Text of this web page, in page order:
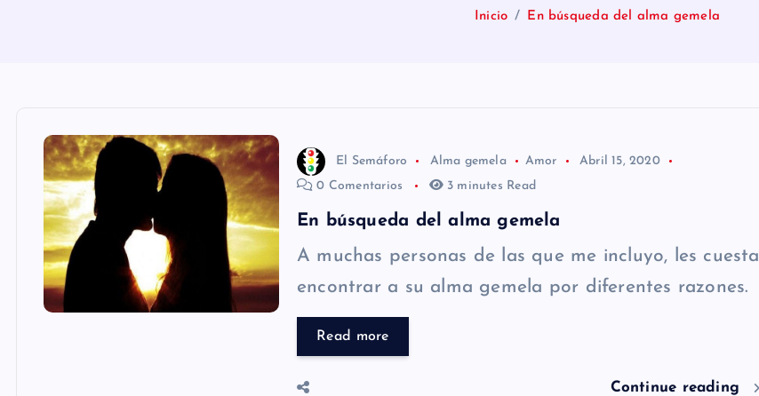
Inicio En búsqueda del alma gemela
El Semáforo Alma gemela Amor
Abril 15, 2020
0 Comentarios
3 minutes Read
En búsqueda del alma gemela
A muchas personas de las que me incluyo, les cuesta
encontrar a su alma gemela por diferentes razones.
Read more
Continue reading